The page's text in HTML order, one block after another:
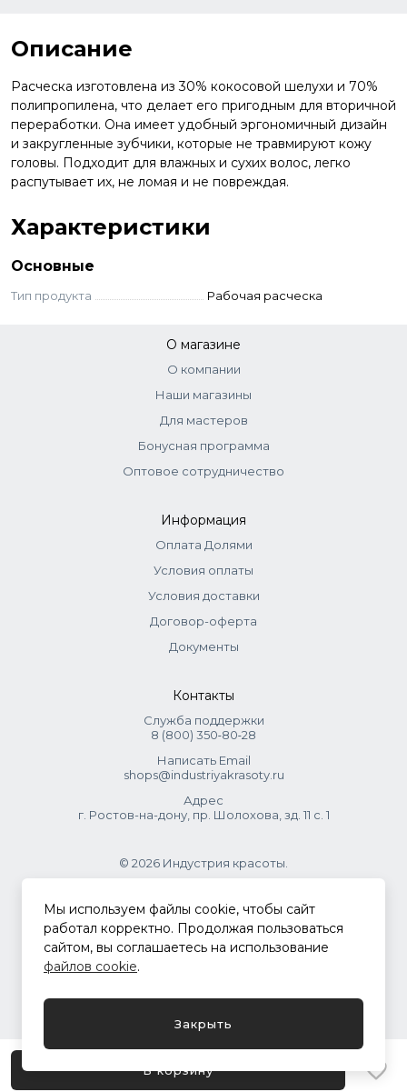
В корзину
Описание
Расческа изготовлена из 30% кокосовой шелухи и 70%
полипропилена, что делает его пригодным для вторичной
переработки. Она имеет удобный эргономичный дизайн
и закругленные зубчики, которые не травмируют кожу
головы. Подходит для влажных и сухих волос, легко
распутывает их, не ломая и не повреждая.
Характеристики
Основные
Тип продукта Рабочая расческа
О магазине
О компании
Наши магазины
Для мастеров
Бонусная программа
Оптовое сотрудничество
Информация
Оплата Долями
Условия оплаты
Условия доставки
Договор-оферта
Документы
Контакты
Служба поддержки
8 (800) 350‑80‑28
Написать Email
shops@industriyakrasoty.ru
Адрес
г. Ростов-на-дону, пр. Шолохова, зд. 11 с. 1
© 2026 Индустрия красоты.
.
Политика конфиденциальности
Мы используем файлы cookie, чтобы сайт
работал корректно. Продолжая пользоваться
сайтом, вы соглашаетесь на использование
файлов cookie.
Закрыть